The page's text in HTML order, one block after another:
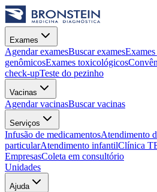
Exames
Agendar examesBuscar exames
genômicosExames toxicológicos
check-upTeste do pezinho
Vacinas
Agendar vacinasBuscar vacinas
Serviços
Infusão de medicamentosAtendimento
particularAtendimento infantilClínica
EmpresasColeta em consultório
Unidades
Ajuda